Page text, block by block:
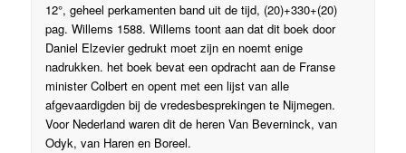
12°, geheel perkamenten band uit de tijd, (20)+330+(20)
pag. Willems 1588. Willems toont aan dat dit boek door
Daniel Elzevier gedrukt moet zijn en noemt enige
nadrukken. het boek bevat een opdracht aan de Franse
minister Colbert en opent met een lijst van alle
afgevaardigden bij de vredesbesprekingen te Nijmegen.
Voor Nederland waren dit de heren Van Beverninck, van
Odyk, van Haren en Boreel.